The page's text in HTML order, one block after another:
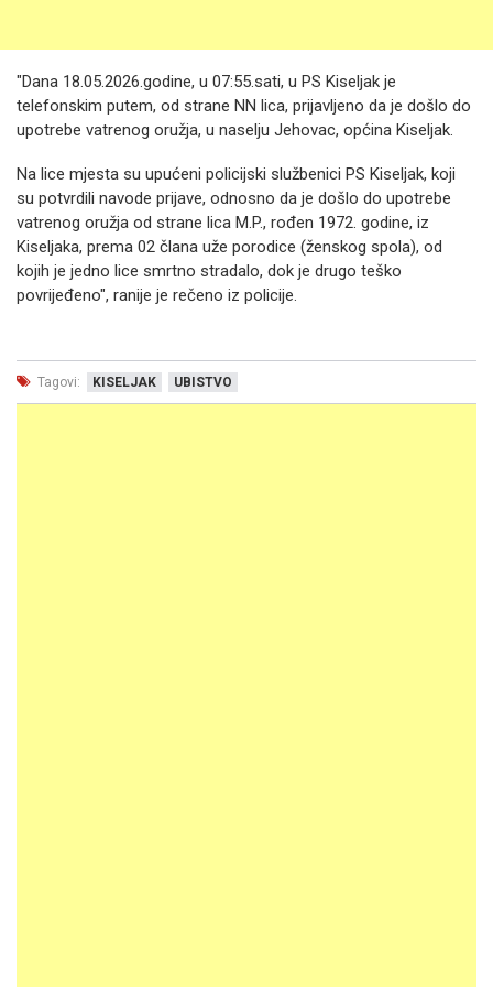
"Dana 18.05.2026.godine, u 07:55.sati, u PS Kiseljak je
telefonskim putem, od strane NN lica, prijavljeno da je došlo do
upotrebe vatrenog oružja, u naselju Jehovac, općina Kiseljak.
Na lice mjesta su upućeni policijski službenici PS Kiseljak, koji
su potvrdili navode prijave, odnosno da je došlo do upotrebe
vatrenog oružja od strane lica M.P., rođen 1972. godine, iz
Kiseljaka, prema 02 člana uže porodice (ženskog spola), od
kojih je jedno lice smrtno stradalo, dok je drugo teško
povrijeđeno", ranije je rečeno iz policije.
Tagovi: KISELJAK UBISTVO